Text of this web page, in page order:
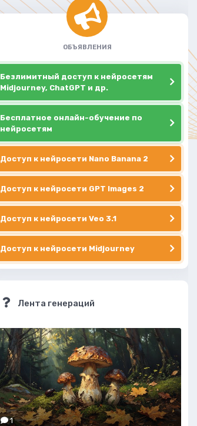
ОБЪЯВЛЕНИЯ
Безлимитный доступ к нейросетям
Midjourney, ChatGPT и др.
Бесплатное онлайн-обучение по
нейросетям
Доступ к нейросети Nano Banana 2
Доступ к нейросети GPT Images 2
Доступ к нейросети Veo 3.1
Доступ к нейросети Midjourney
Лента генераций
1